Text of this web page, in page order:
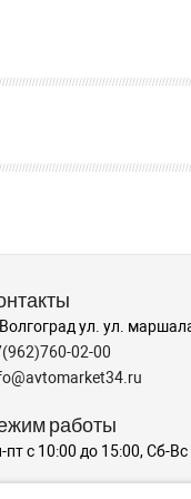
ул. ул.
02-00
работы
пт с 10:00 до 15:00, Сб-